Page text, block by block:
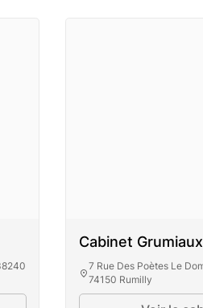
Cabinet
7 Rue Des Poètes Le
74150 Rumilly